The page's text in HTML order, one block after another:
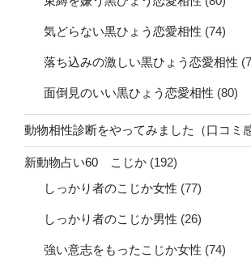
気どらない黒ひょう恋愛相性 (74)
落ち込みの激しい黒ひょう恋愛相性
面倒見のいい黒ひょう恋愛相性 (80)
動物相性診断をやってみました（口コミ
新動物占い60 こじか (192)
しっかり者のこじか女性 (77)
しっかり者のこじか男性 (26)
強い意志をもったこじか女性 (74)